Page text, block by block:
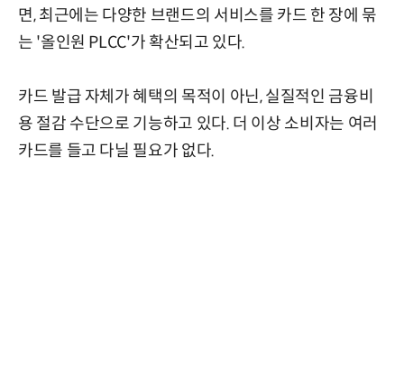
면, 최근에는 다양한 브랜드의 서비스를 카드 한 장에 묶
는 '올인원 PLCC'가 확산되고 있다.
카드 발급 자체가 혜택의 목적이 아닌, 실질적인 금융비
용 절감 수단으로 기능하고 있다. 더 이상 소비자는 여러
카드를 들고 다닐 필요가 없다.